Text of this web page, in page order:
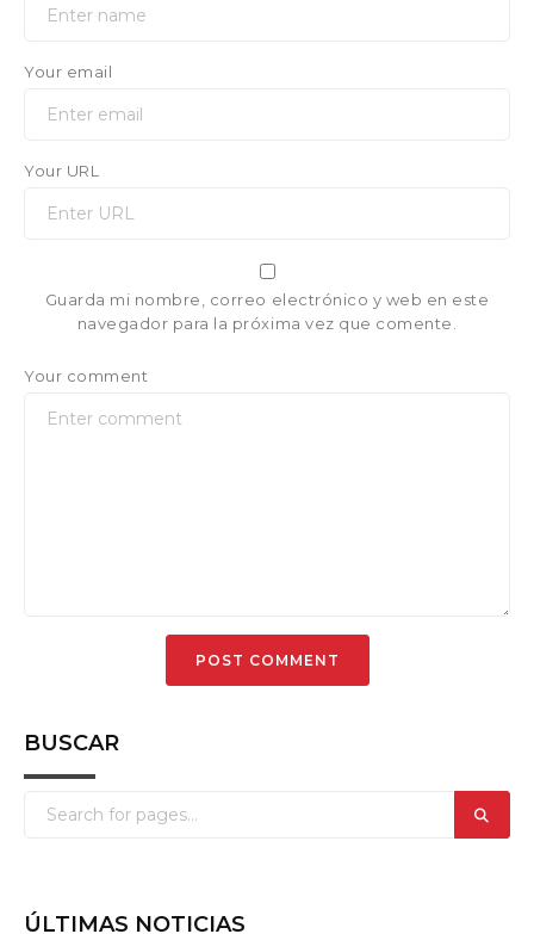
Your email
Your URL
Guarda mi nombre, correo electrónico y web en este
navegador para la próxima vez que comente.
Your comment
BUSCAR
ÚLTIMAS NOTICIAS